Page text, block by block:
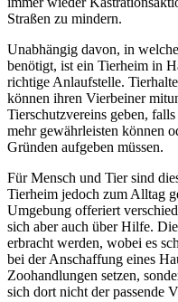
Straßen zu mindern.
Unabhängig davon, in
benötigt, ist ein Tierheim in
richtige Anlaufstelle.
können ihren Vierbeiner
Tierschutzvereins geben,
mehr gewährleisten können
Gründen aufgeben müssen.
Für Mensch und Tier sind
Tierheim jedoch zum Alltag
Umgebung offeriert
sich aber auch über Hilfe.
erbracht werden, wobei es
bei der Anschaffung eines
Zoohandlungen setzen,
sich dort nicht der passende